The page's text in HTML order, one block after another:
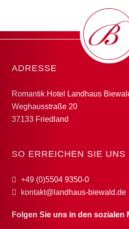
ADRESSE
Romantik Hotel Landhaus
Weghausstraße 20
37133 Friedland
SO ERREICHEN SIE UNS
+49 (0)5504 9350-0
kontakt@landhaus-biewald.de
Folgen Sie uns in den sozialen